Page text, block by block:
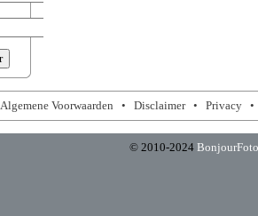
Algemene Voorwaarden • Disclaimer• Privacy
© 2010-2024 BonjourFoto